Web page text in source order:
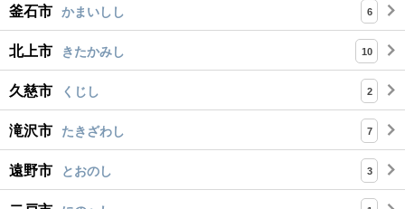
釜石市 かまいしし 6
北上市 きたかみし 10
久慈市 くじし 2
滝沢市 たきざわし 7
遠野市 とおのし 3